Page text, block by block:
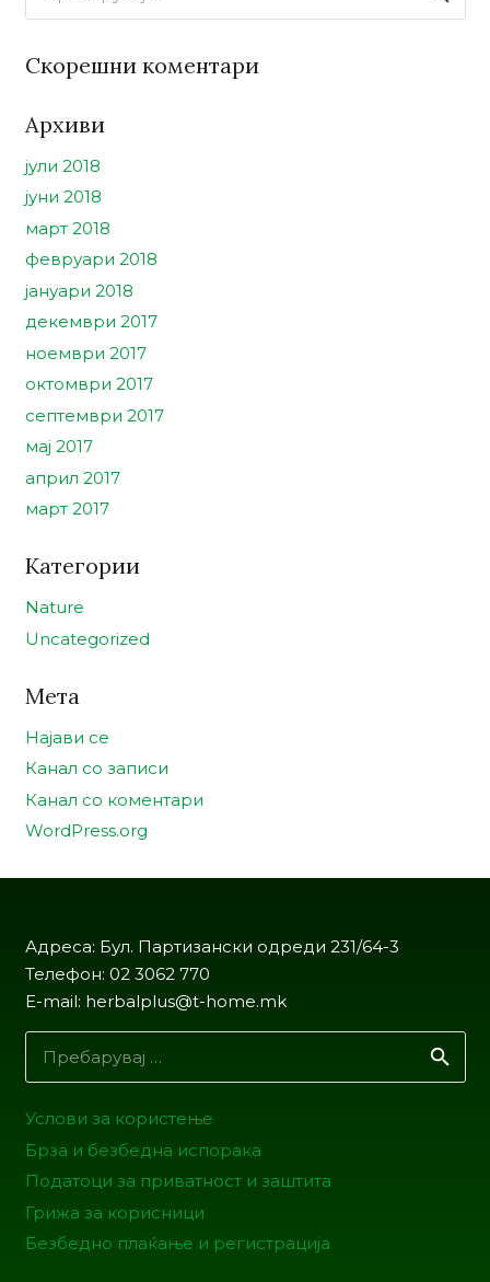
Скорешни коментари
Архиви
јули 2018
јуни 2018
март 2018
февруари 2018
јануари 2018
декември 2017
ноември 2017
октомври 2017
септември 2017
мај 2017
април 2017
март 2017
Категории
Nature
Uncategorized
Мета
Најави се
Канал со записи
Канал со коментари
WordPress.org
Адреса: Бул. Партизански одреди 231/64-3
Телефон: 02 3062 770
E-mail: herbalplus@t-home.mk
Услови за користење
Брза и безбедна испорака
Податоци за приватност и заштита
Грижа за корисници
Безбедно плаќање и регистрација